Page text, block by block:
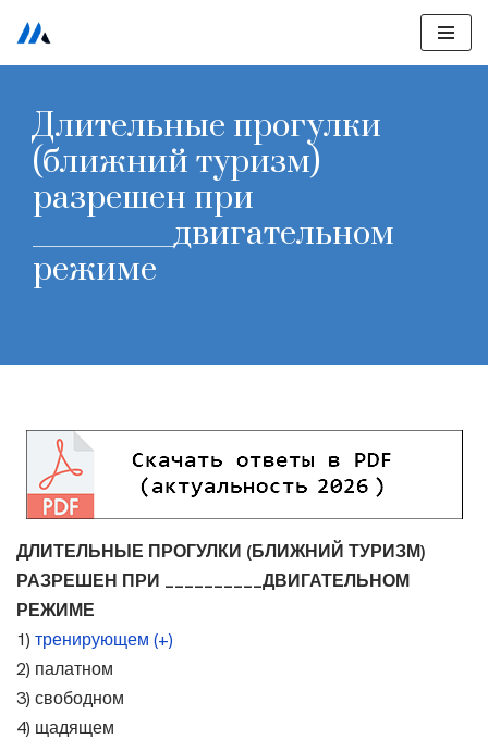
Перейти
содержимому
Длительные прогулки
(ближний туризм)
разрешен при
__________двигательном
режиме
ДЛИТЕЛЬНЫЕ ПРОГУЛКИ (БЛИЖНИЙ ТУРИЗМ)
РАЗРЕШЕН ПРИ __________ДВИГАТЕЛЬНОМ
РЕЖИМЕ
1) тренирующем (+)
2) палатном
3) свободном
4) щадящем